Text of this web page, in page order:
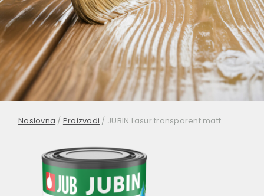
Naslovna / Proizvodi / JUBIN Lasur transparent matt